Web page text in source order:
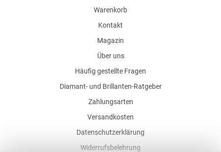
Warenkorb
Kontakt
Magazin
Über uns
Häufig gestellte Fragen
Diamant- und Brillanten-Ratgeber
Zahlungsarten
Versandkosten
Datenschutzerklärung
Widerrufsbelehrung